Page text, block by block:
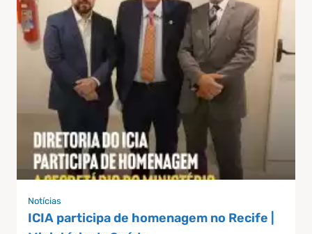
Notícias
ICIA participa de homenagem no Recife |